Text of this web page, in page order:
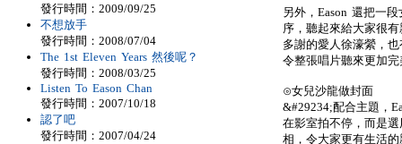
另外，Eason 還把一
序，聽起來給大家很
多謝的愛人徐濠縈，
令整張唱片聽來更加完
⊙女兒沙龍做封面
&#29234;配合主題，
在影室拍不停，而是
相，令大家更有生活
發行時間：2009/09/25
不想放手
發行時間：2008/07/04
The 1st Eleven Years 然後呢？
發行時間：2008/03/25
Listen To Eason Chan
發行時間：2007/10/18
認了吧
發行時間：2007/04/24